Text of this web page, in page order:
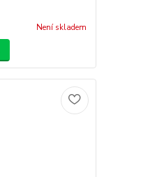
Není skladem